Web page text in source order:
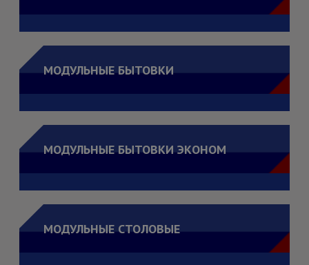
МОДУЛЬНЫЕ БЫТОВКИ
МОДУЛЬНЫЕ БЫТОВКИ ЭКОНОМ
МОДУЛЬНЫЕ СТОЛОВЫЕ